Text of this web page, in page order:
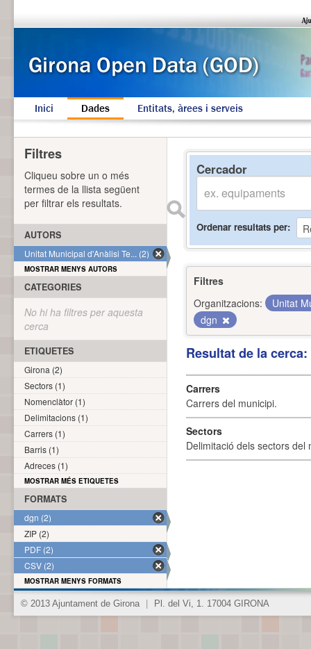
Inici Dades Entitats, àrees i serveis
Cercador
Ordenar resultats per
Filtres
Organitzacions:
Unitat
dgn
Resultat de la
Carrers
Carrers del municipi.
Sectors
Delimitació dels sectors del
Filtres
Cliqueu sobre un o més
termes de la llista següent
per filtrar els resultats.
AUTORS
Unitat Municipal d'Anàlisi Te... (2)
MOSTRAR MENYS AUTORS
CATEGORIES
No hi ha filtres per aquesta
cerca
ETIQUETES
Girona (2)
Sectors (1)
Nomenclàtor (1)
Delimitacions (1)
Carrers (1)
Barris (1)
Adreces (1)
MOSTRAR MÉS ETIQUETES
FORMATS
dgn (2)
ZIP (2)
PDF (2)
CSV (2)
MOSTRAR MENYS FORMATS
© 2013 Ajuntament de Girona Pl. del Vi, 1. 17004 GIRONA